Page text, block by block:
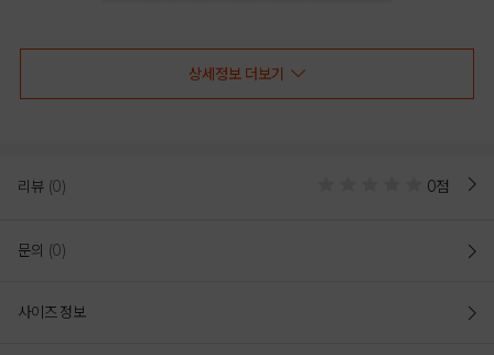
상세정보 더보기
리뷰 (0) 0점
문의 (0)
사이즈 정보